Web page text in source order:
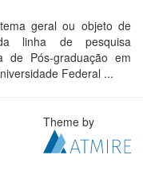
geral ou objeto de
linha de pesquisa
de Pós-graduação em
Federal ...
Theme by